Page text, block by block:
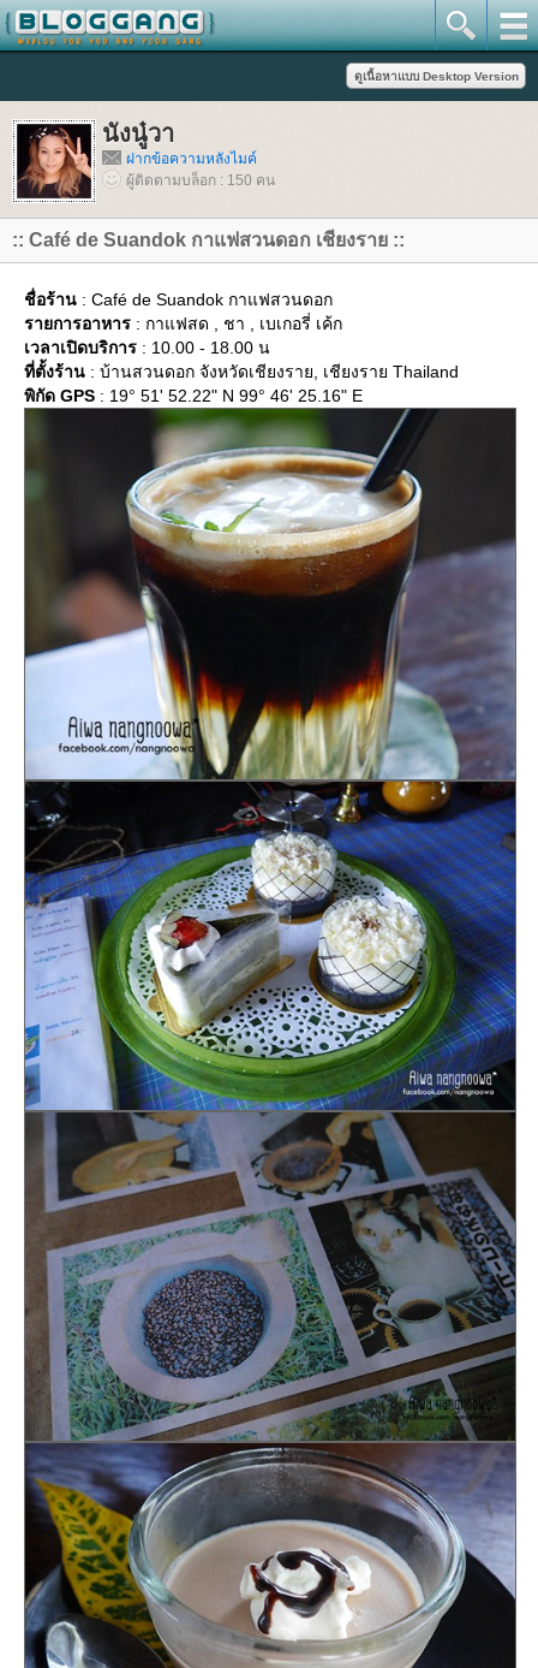
นังนู๋วา
ฝากข้อความหลังไมค์
ผู้ติดตามบล็อก : 150 คน
:: Café de Suandok กาแฟสวนดอก เชียงราย ::
ชื่อร้าน : Café de Suandok กาแฟสวนดอก
รายการอาหาร : กาแฟสด , ชา , เบเกอรี่ เค้ก
เวลาเปิดบริการ : 10.00 - 18.00 น
ที่ตั้งร้าน : บ้านสวนดอก จังหวัดเชียงราย, เชียงราย Thailand
พิกัด GPS : 19° 51' 52.22" N 99° 46' 25.16" E